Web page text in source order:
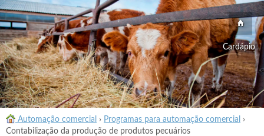
Cardápio
Automação comercial › Programas para automação comercial
›
Contabilização da produção de produtos pecuários